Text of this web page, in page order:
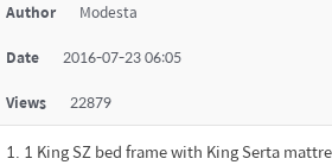
Author Modesta
Date 2016-07-23 06:05
Views 22879
1. 1 King SZ bed frame with King Serta